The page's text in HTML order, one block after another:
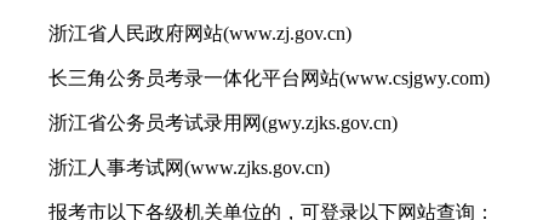
浙江省人民政府网站(www.zj.gov.cn)
长三角公务员考录一体化平台网站(www.csjgwy.com)
浙江省公务员考试录用网(gwy.zjks.gov.cn)
浙江人事考试网(www.zjks.gov.cn)
报考市以下各级机关单位的，可登录以下网站查询：